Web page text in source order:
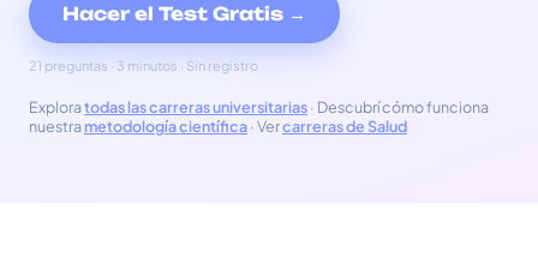
Hacer el Test Gratis →
21 preguntas · 3 minutos · Sin registro
Exploratodas las carreras universitarias· Descubrí cómo funciona
nuestra metodología científica· Vercarreras de Salud